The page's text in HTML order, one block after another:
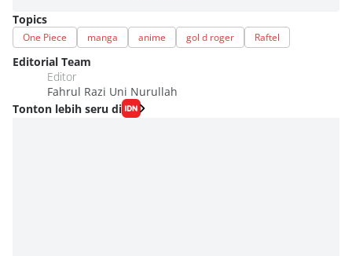
Topics
One Piece manga anime gol d roger Raftel
Editorial Team
Editor
Fahrul Razi Uni Nurullah
Tonton lebih seru di